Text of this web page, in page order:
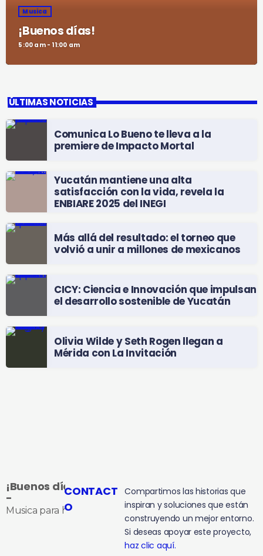
Musica
¡Buenos días!
5:00 am - 11:00 am
ÚLTIMAS NOTICIAS
Comunica Lo Bueno te lleva a la
premiere de Impacto Mortal
Yucatán mantiene una alta
satisfacción con la vida, revela la
ENBIARE 2025 del INEGI
Más allá del resultado: el torneo que
volvió a unir a millones de mexicanos
CICY: Ciencia e Innovación que impulsan
el desarrollo sostenible de Yucatán
Olivia Wilde y Seth Rogen llegan a
Mérida con La Invitación
¡Buenos días!
-
Musica para hacerte compañía
CONTACT
O
Compartimos las historias que
inspiran y soluciones que están
construyendo un mejor entorno.
Si deseas apoyar este proyecto,
haz clic aquí.